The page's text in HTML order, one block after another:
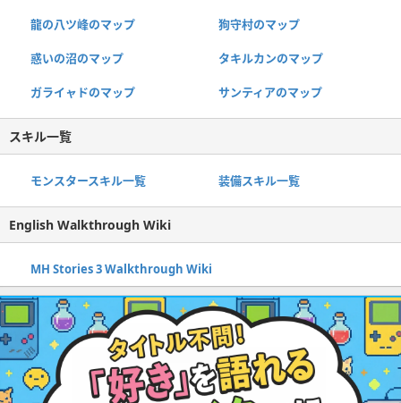
龍の八ツ峰のマップ 狗守村のマップ
惑いの沼のマップ タキルカンのマップ
ガライャドのマップ サンティアのマップ
スキル一覧
モンスタースキル一覧 装備スキル一覧
English Walkthrough Wiki
MH Stories 3 Walkthrough Wiki